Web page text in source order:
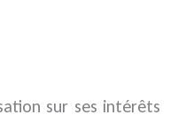
sur ses intérêts